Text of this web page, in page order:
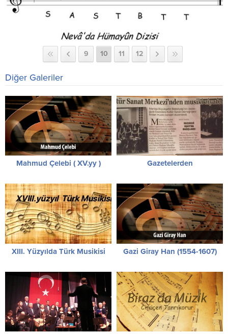
9 10 11 12
Diğer Galeriler
Mahmud Çelebi ( XV.yy ) Gazetelerden
XIII. Yüzyılda Türk Musikisi Gazi Giray Han (1554-1607)